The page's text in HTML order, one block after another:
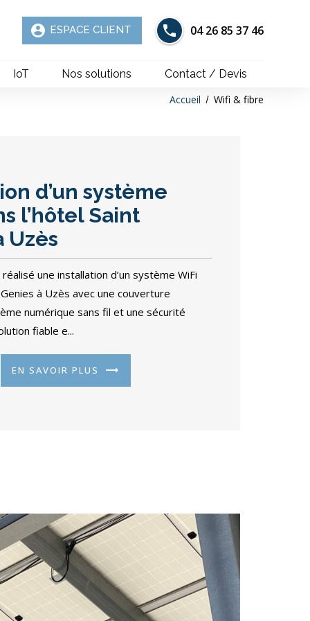
account_circle ESPACE CLIENT 04 26 85 37 46
IoT Nos solutions
Contact / Devis
Accueil
Wifi & fibre
d’un système
l’hôtel Saint
Uzès
une installation d’un système WiFi
à Uzès avec une couverture
numérique sans fil et une sécurité
fiable e...
EN SAVOIR PLUS